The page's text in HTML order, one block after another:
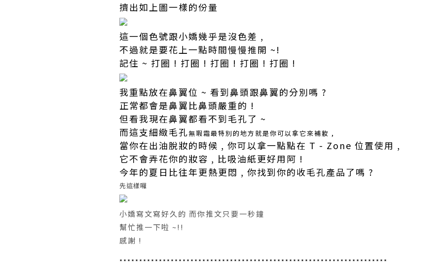
擠出如上圖一樣的份量
這一個色號跟小嬌幾乎是沒色差 ,
不過就是要花上一點時間慢慢推開 ~!
記住 ~ 打圈 ! 打圈 ! 打圈 ! 打圈 ! 打圈 !
我重點放在鼻翼位 ~ 看到鼻頭跟鼻翼的分別嗎 ?
正常都會是鼻翼比鼻頭嚴重的 !
但看我現在鼻翼都看不到毛孔了 ~
而這支細緻毛孔無瑕霜最特別的地方就是你可以拿它來補妝 ,
當你在出油脫妝的時候 , 你可以拿一點點在 T - Zone 位置使用 ,
它不會弄花你的妝容 , 比吸油紙更好用阿 !
今年的夏日比往年更熱更悶 , 你找到你的收毛孔產品了嗎 ?
先這樣囉
小嬌寫文寫好久的 而你推文只要一秒鐘
幫忙推一下啦 ~!!
感謝 !
********************************************************************